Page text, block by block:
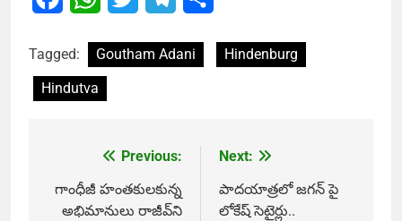
Tagged: Goutham Adani
Hindenburg
Hindutva
navigation
Previous:
గాంధీజీ హంతకులకున్న
అభిమానులు రాజీవ్‌ని
Next:
పాదయాత్రలో జగన్ పై
లోకేష్ సెటైర్లు..